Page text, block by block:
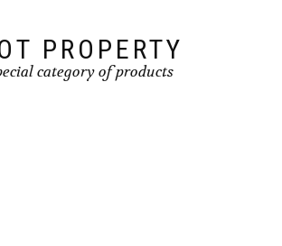
PROPERTY
category of products